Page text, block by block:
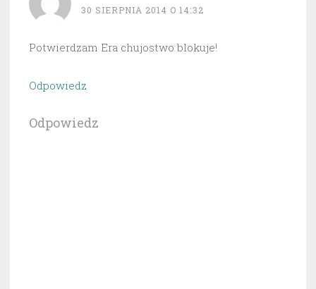
30 SIERPNIA 2014 O 14:32
Potwierdzam Era chujostwo blokuje!
Odpowiedz
Odpowiedz